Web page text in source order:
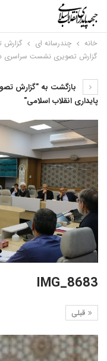
خانه چندرسانه ای
گزارش
گزارش تصویری نشست سراسری
بازگشت به "گزارش
پایداری انقلاب اسلامی"
IMG_8683
قبلی